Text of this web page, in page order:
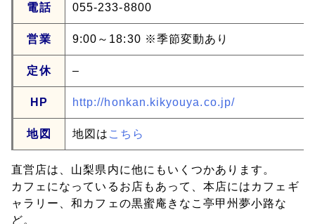
電話 055-233-8800
営業 9:00～18:30 ※季節変動あり
定休 –
HP http://honkan.kikyouya.co.jp/
地図 地図は こちら
直営店は、山梨県内に他にもいくつかあります。
カフェになっているお店もあって、本店にはカフェギ
ャラリー、和カフェの黒蜜庵きなこ亭甲州夢小路な
ど。